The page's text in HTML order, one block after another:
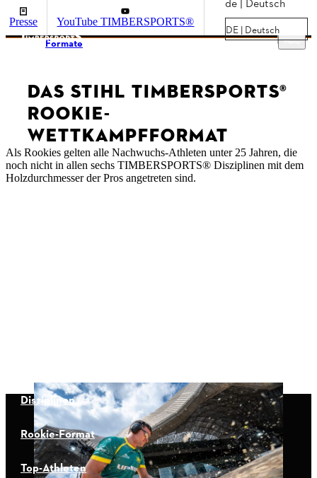
Presse YouTube TIMBERSPORTS®
de | Deutsch
DE | Deutsch
Menu
Formate
DAS STIHL TIMBERSPORTS®
ROOKIE-
WETTKAMPFFORMAT
Als Rookies gelten alle Nachwuchs-Athleten unter 25 Jahren, die
noch nicht in allen sechs TIMBERSPORTS® Disziplinen mit dem
Holzdurchmesser der Pros angetreten sind.
Disziplinen
Rookie-Format
Top-Athleten